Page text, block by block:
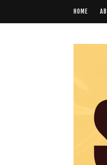
HOME